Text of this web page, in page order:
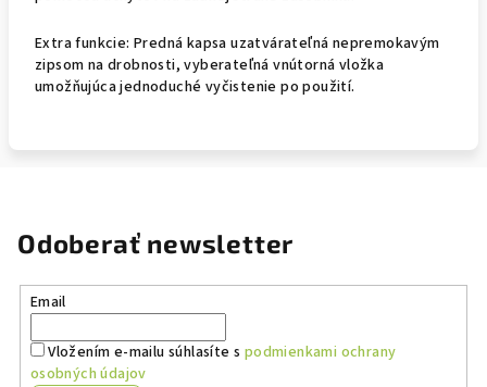
Extra funkcie: Predná kapsa uzatvárateľná nepremokavým
zipsom na drobnosti, vyberateľná vnútorná vložka
umožňujúca jednoduché vyčistenie po použití.
Odoberať newsletter
Email
Vložením e-mailu súhlasíte s podmienkami ochrany
osobných údajov